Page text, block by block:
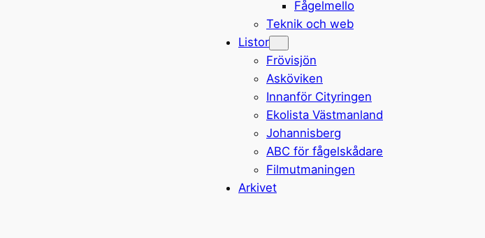
Fågelmello
Teknik och web
Listor
Frövisjön
Asköviken
Innanför Cityringen
Ekolista Västmanland
Johannisberg
ABC för fågelskådare
Filmutmaningen
Arkivet